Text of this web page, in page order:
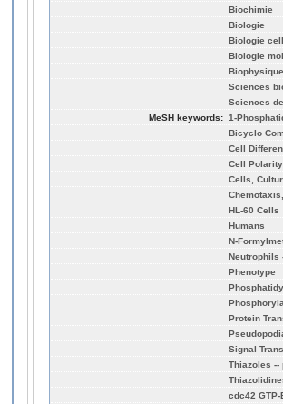
Biochimie
Biologie
Biologie
Biologie
Biophysique
Sciences
Sciences
MeSH keywords: 1-
Bicyclo
Cell
Cell
Cells,
HL-60 Cells
Humans
N-
Neutrophils
Phenotype
Protein
Signal
Thiazoles --
cdc42